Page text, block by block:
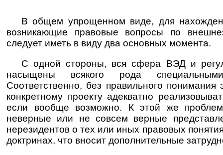
В общем упрощенном виде, для
возникающие правовые вопросы по
следует иметь в виду два основных момента.
С одной стороны, вся сфера ВЭД и
насыщены всякого рода
Соответственно, без правильного
конкретному проекту адекватно
если вообще возможно. К этой же
неверные или не совсем верные
нерезидентов о тех или иных правовых
доктринах, что вносит дополнительные